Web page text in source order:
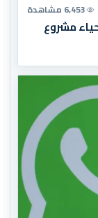
6,453 مشاهدة
مشروع